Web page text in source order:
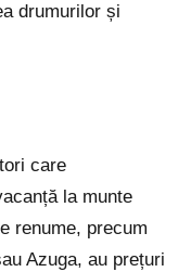
drumurilor și
care
la munte
renume, precum
Azuga, au prețuri